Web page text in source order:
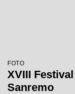
FOTO
XVIII
Sanremo